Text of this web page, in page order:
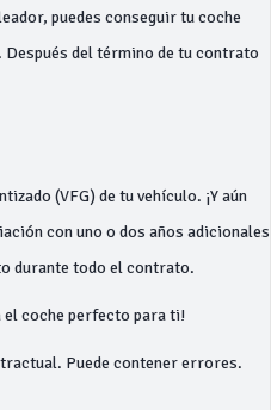
puedes conseguir tu coche
del término de tu contrato
(VFG) de tu vehículo. ¡Y aún
con uno o dos años adicionales
durante todo el contrato.
el coche perfecto para ti!
Puede contener errores.